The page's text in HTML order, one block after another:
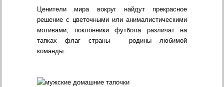
Ценители мира вокруг найдут прекрасное
решение с цветочными или анималистическими
мотивами, поклонники футбола различат на
тапках флаг страны – родины любимой
команды.